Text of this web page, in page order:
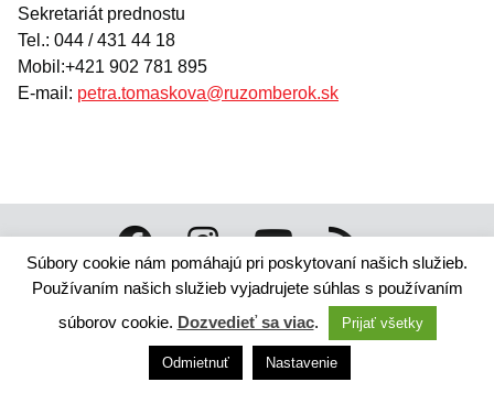
Sekretariát prednostu
Tel.: 044 / 431 44 18
Mobil:+421 902 781 895
E-mail: petra.tomaskova@ruzomberok.sk
Technický dodávateľ: ANTIK Telecom, s. r. o. |
smart city systém
Správca webového sídla: Mesto Ružomberok,
Námestie A. Hlinku 1098/1, 034 01 Ružomberok,
Súbory cookie nám pomáhajú pri poskytovaní našich služieb.
Používaním našich služieb vyjadrujete súhlas s používaním
súborov cookie. Dozvedieť sa viac. Prijať všetky
Odmietnuť Nastavenie